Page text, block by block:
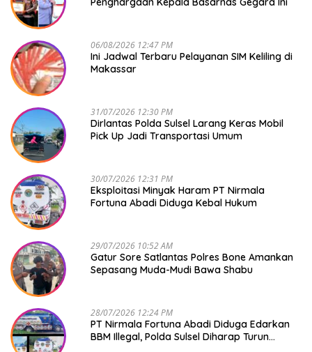
06/08/2026 12:47 PM
Ini Jadwal Terbaru Pelayanan SIM Keliling di
Makassar
31/07/2026 12:30 PM
Dirlantas Polda Sulsel Larang Keras Mobil
Pick Up Jadi Transportasi Umum
30/07/2026 12:31 PM
Eksploitasi Minyak Haram PT Nirmala
Fortuna Abadi Diduga Kebal Hukum
29/07/2026 10:52 AM
Gatur Sore Satlantas Polres Bone Amankan
Sepasang Muda-Mudi Bawa Shabu
28/07/2026 12:24 PM
PT Nirmala Fortuna Abadi Diduga Edarkan
BBM Illegal, Polda Sulsel Diharap Turun